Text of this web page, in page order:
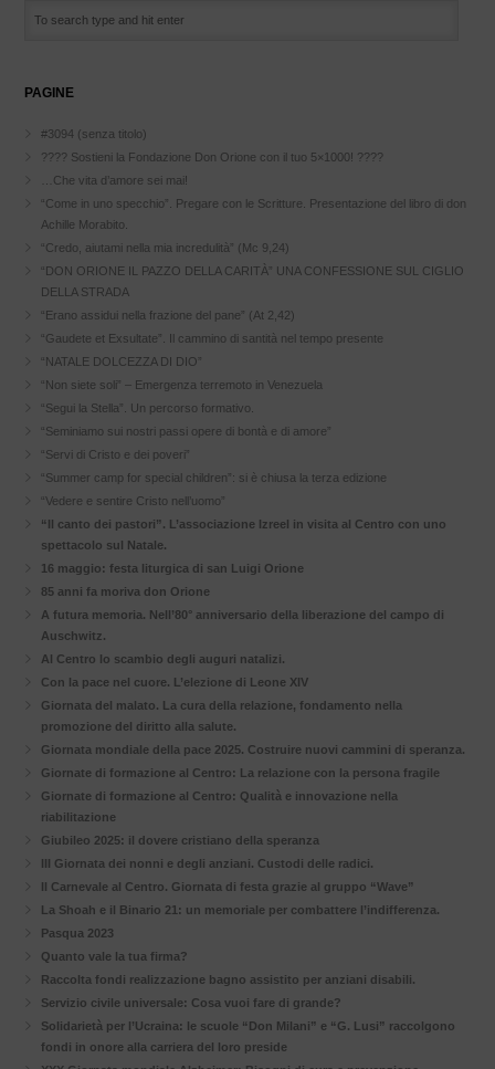
PAGINE
#3094 (senza titolo)
???? Sostieni la Fondazione Don Orione con il tuo 5×1000! ????
…Che vita d’amore sei mai!
“Come in uno specchio”. Pregare con le Scritture. Presentazione del libro di don
Achille Morabito.
“Credo, aiutami nella mia incredulità” (Mc 9,24)
“DON ORIONE IL PAZZO DELLA CARITÀ” UNA CONFESSIONE SUL CIGLIO
DELLA STRADA
“Erano assidui nella frazione del pane” (At 2,42)
“Gaudete et Exsultate”. Il cammino di santità nel tempo presente
“NATALE DOLCEZZA DI DIO”
“Non siete soli” – Emergenza terremoto in Venezuela
“Segui la Stella”. Un percorso formativo.
“Seminiamo sui nostri passi opere di bontà e di amore”
“Servi di Cristo e dei poveri”
“Summer camp for special children”: si è chiusa la terza edizione
“Vedere e sentire Cristo nell’uomo”
“Il canto dei pastori”. L’associazione Izreel in visita al Centro con uno
spettacolo sul Natale.
16 maggio: festa liturgica di san Luigi Orione
85 anni fa moriva don Orione
A futura memoria. Nell’80° anniversario della liberazione del campo di
Auschwitz.
Al Centro lo scambio degli auguri natalizi.
Con la pace nel cuore. L’elezione di Leone XIV
Giornata del malato. La cura della relazione, fondamento nella
promozione del diritto alla salute.
Giornata mondiale della pace 2025. Costruire nuovi cammini di speranza.
Giornate di formazione al Centro: La relazione con la persona fragile
Giornate di formazione al Centro: Qualità e innovazione nella
riabilitazione
Giubileo 2025: il dovere cristiano della speranza
III Giornata dei nonni e degli anziani. Custodi delle radici.
Il Carnevale al Centro. Giornata di festa grazie al gruppo “Wave”
La Shoah e il Binario 21: un memoriale per combattere l’indifferenza.
Pasqua 2023
Quanto vale la tua firma?
Raccolta fondi realizzazione bagno assistito per anziani disabili.
Servizio civile universale: Cosa vuoi fare di grande?
Solidarietà per l’Ucraina: le scuole “Don Milani” e “G. Lusi” raccolgono
fondi in onore alla carriera del loro preside